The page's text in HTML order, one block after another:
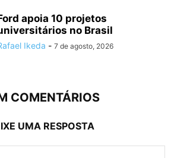
apoia 10 projetos
no Brasil
Ikeda - 7 de agosto, 2026
COMENTÁRIOS
UMA RESPOSTA